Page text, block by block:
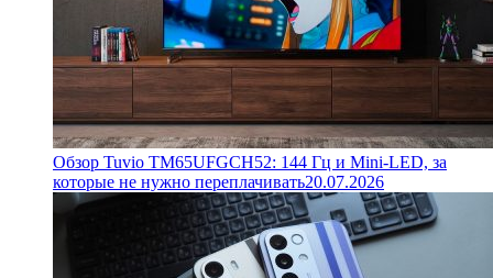
Обзор Tuvio TM65UFGCH52: 144 Гц и Mini-LED, за
которые не нужно переплачивать20.07.2026